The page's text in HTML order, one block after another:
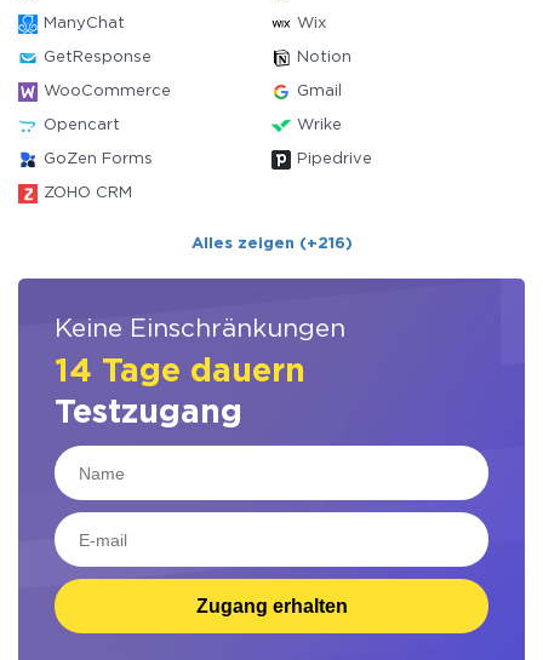
ManyChat Wix
GetResponse Notion
WooCommerce Gmail
Opencart Wrike
GoZen Forms Pipedrive
ZOHO CRM
Alles zeigen (+216)
Keine Einschränkungen
14 Tage dauern
Testzugang
Zugang erhalten